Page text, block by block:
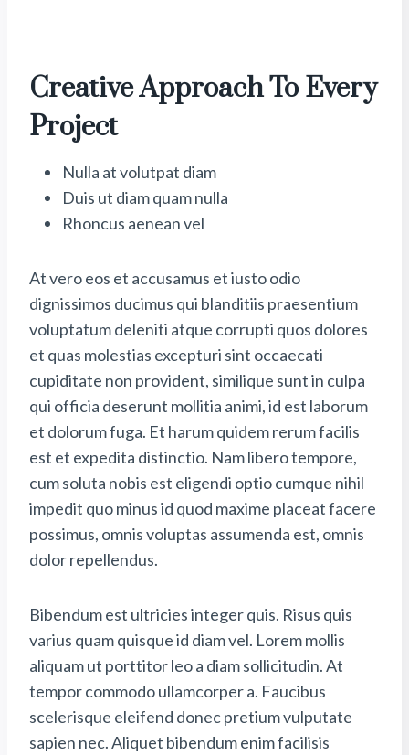
Creative Approach To Every
Project
Nulla at volutpat diam
Duis ut diam quam nulla
Rhoncus aenean vel
At vero eos et accusamus et iusto odio
dignissimos ducimus qui blanditiis praesentium
voluptatum deleniti atque corrupti quos dolores
et quas molestias excepturi sint occaecati
cupiditate non provident, similique sunt in culpa
qui officia deserunt mollitia animi, id est laborum
et dolorum fuga. Et harum quidem rerum facilis
est et expedita distinctio. Nam libero tempore,
cum soluta nobis est eligendi optio cumque nihil
impedit quo minus id quod maxime placeat facere
possimus, omnis voluptas assumenda est, omnis
dolor repellendus.
Bibendum est ultricies integer quis. Risus quis
varius quam quisque id diam vel. Lorem mollis
aliquam ut porttitor leo a diam sollicitudin. At
tempor commodo ullamcorper a. Faucibus
scelerisque eleifend donec pretium vulputate
sapien nec. Aliquet bibendum enim facilisis